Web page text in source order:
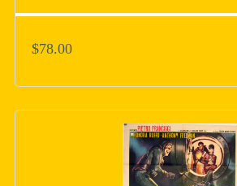
$78.00